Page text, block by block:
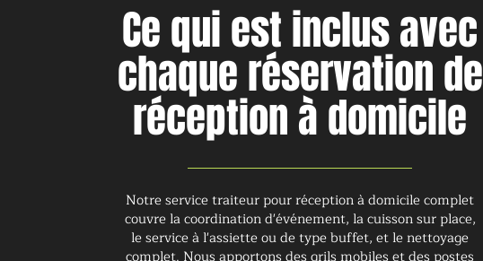
Ce qui est inclus avec
chaque réservation de
réception à domicile
Notre service traiteur pour réception à domicile complet
couvre la coordination d'événement, la cuisson sur place,
le service à l'assiette ou de type buffet, et le nettoyage